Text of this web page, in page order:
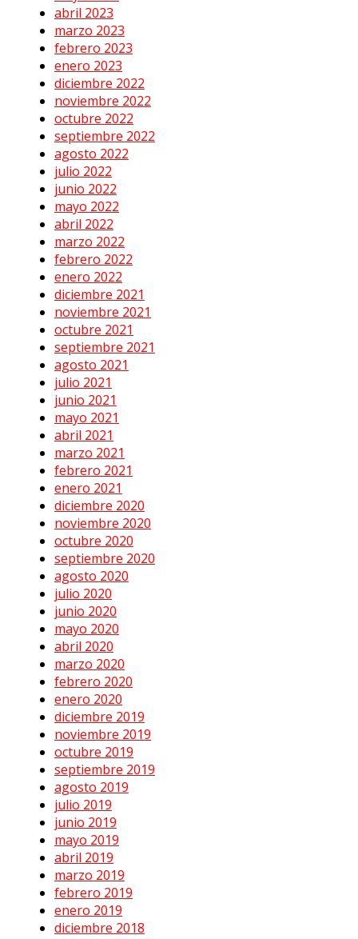
abril 2023
marzo 2023
febrero 2023
enero 2023
diciembre 2022
noviembre 2022
octubre 2022
septiembre 2022
agosto 2022
julio 2022
junio 2022
mayo 2022
abril 2022
marzo 2022
febrero 2022
enero 2022
diciembre 2021
noviembre 2021
octubre 2021
septiembre 2021
agosto 2021
julio 2021
junio 2021
mayo 2021
abril 2021
marzo 2021
febrero 2021
enero 2021
diciembre 2020
noviembre 2020
octubre 2020
septiembre 2020
agosto 2020
julio 2020
junio 2020
mayo 2020
abril 2020
marzo 2020
febrero 2020
enero 2020
diciembre 2019
noviembre 2019
octubre 2019
septiembre 2019
agosto 2019
julio 2019
junio 2019
mayo 2019
abril 2019
marzo 2019
febrero 2019
enero 2019
diciembre 2018